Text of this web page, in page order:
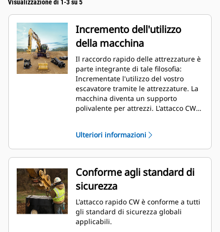
Visualizzazione di 1-3 su 5
Incremento dell'utilizzo
della macchina
Il raccordo rapido delle attrezzature è
parte integrante di tale filosofia:
Incrementate l'utilizzo del vostro
escavatore tramite le attrezzature. La
macchina diventa un supporto
polivalente per attrezzi. L'attacco CW è
40 anni. Esso è intercambiabile tra
macchine di classi diverse ed è stato
progettato per l'uso con oltre 700
diverse macchine, sia Cat che non Cat.
Ulteriori informazioni
Conforme agli standard di
sicurezza
L'attacco rapido CW è conforme a tutti
gli standard di sicurezza globali
applicabili.